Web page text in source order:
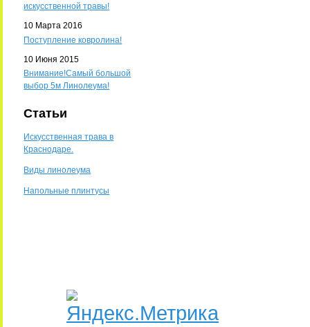
искусственной травы!
10 Марта 2016
Поступление ковролина!
10 Июня 2015
Внимание!Самый большой
выбор 5м Линолеума!
Статьи
Искусственная трава в
Краснодаре.
Виды линолеума
Напольные плинтусы